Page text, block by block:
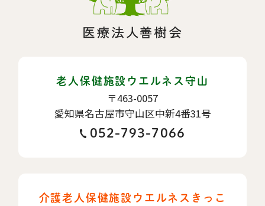
老人保健施設ウエルネス守山
〒463-0057
愛知県名古屋市守山区中新4番31号
052-793-7066
介護老人保健施設ウエルネスきっこ